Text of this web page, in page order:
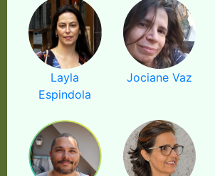
Layla
Espindola
Jociane Vaz